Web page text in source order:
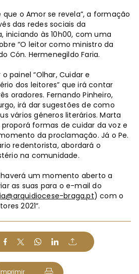
o Amor se revela”, a formação
das redes sociais da
iniciando às 10h00, com uma
“O leitor como ministro da
Cón. Hermenegildo Faria.
painel “Olhar, Cuidar e
dos leitores” que irá contar
oradores. Fernando Pinheiro,
irá dar sugestões de como
vários géneros literários. Marta
formas de cuidar da voz e
da proclamação. Já o Pe.
redentorista, abordará o
na comunidade.
um momento aberto a
as suas para o e-mail do
braga.pt) com o
2021”.